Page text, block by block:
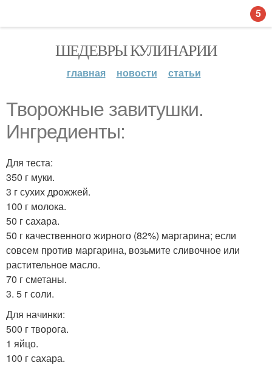
ШЕДЕВРЫ КУЛИНАРИИ
главная новости статьи
Творожные завитушки.
Ингредиенты:
Для теста:
350 г муки.
3 г сухих дрожжей.
100 г молока.
50 г сахара.
50 г качественного жирного (82%) маргарина; если
совсем против маргарина, возьмите сливочное или
растительное масло.
70 г сметаны.
3. 5 г соли.
Для начинки:
500 г творога.
1 яйцо.
100 г сахара.
5